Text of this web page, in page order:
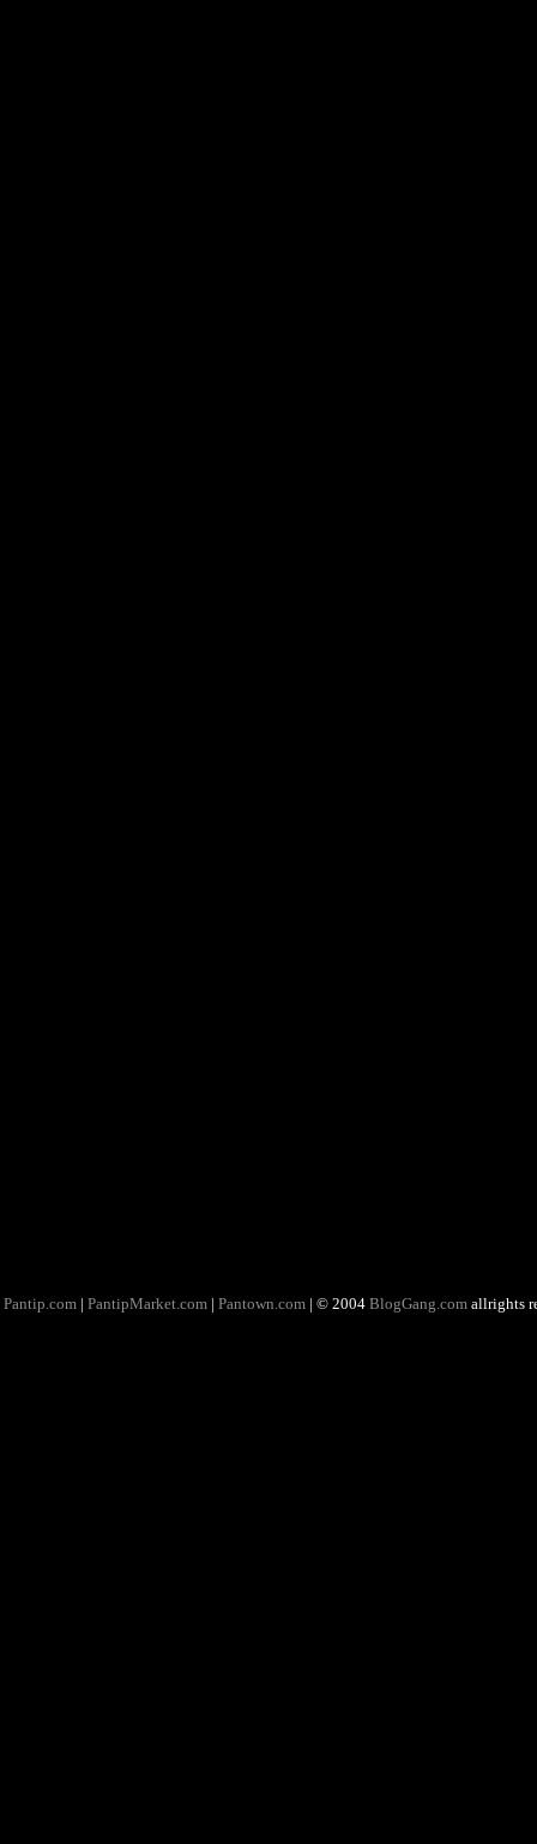
Pantip.com | PantipMarket.com | Pantown.com | © 2004 BlogGang.com allrights